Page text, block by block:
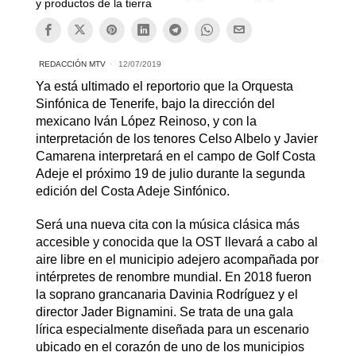
y productos de la tierra
REDACCIÓN MTV 12/07/2019
Ya está ultimado el reportorio que la Orquesta
Sinfónica de Tenerife, bajo la dirección del
mexicano Iván López Reinoso, y con la
interpretación de los tenores Celso Albelo y Javier
Camarena interpretará en el campo de Golf Costa
Adeje el próximo 19 de julio durante la segunda
edición del Costa Adeje Sinfónico.
Será una nueva cita con la música clásica más
accesible y conocida que la OST llevará a cabo al
aire libre en el municipio adejero acompañada por
intérpretes de renombre mundial. En 2018 fueron
la soprano grancanaria Davinia Rodríguez y el
director Jader Bignamini. Se trata de una gala
lírica especialmente diseñada para un escenario
ubicado en el corazón de uno de los municipios